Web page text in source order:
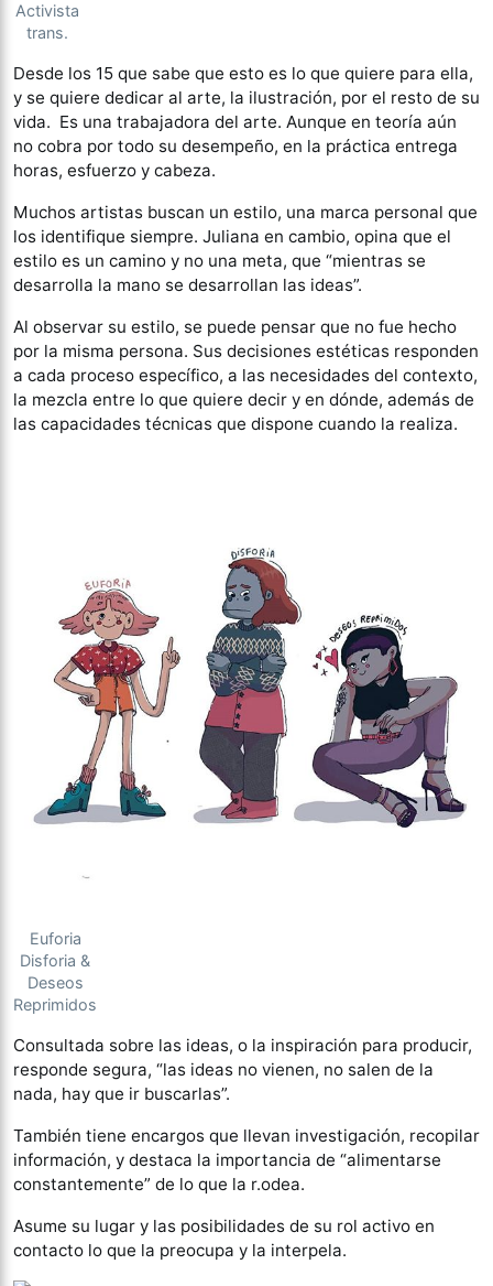
Activista
trans.
Desde los 15 que sabe que esto es lo que quiere para ella,
y se quiere dedicar al arte, la ilustración, por el resto de su
vida. Es una trabajadora del arte. Aunque en teoría aún
no cobra por todo su desempeño, en la práctica entrega
horas, esfuerzo y cabeza.
Muchos artistas buscan un estilo, una marca personal que
los identifique siempre. Juliana en cambio, opina que el
estilo es un camino y no una meta, que “mientras se
desarrolla la mano se desarrollan las ideas”.
Al observar su estilo, se puede pensar que no fue hecho
por la misma persona. Sus decisiones estéticas responden
a cada proceso específico, a las necesidades del contexto,
la mezcla entre lo que quiere decir y en dónde, además de
las capacidades técnicas que dispone cuando la realiza.
Euforia
Disforia &
Deseos
Reprimidos
Consultada sobre las ideas, o la inspiración para producir,
responde segura, “las ideas no vienen, no salen de la
nada, hay que ir buscarlas”.
También tiene encargos que llevan investigación, recopilar
información, y destaca la importancia de “alimentarse
constantemente” de lo que la r.odea.
Asume su lugar y las posibilidades de su rol activo en
contacto lo que la preocupa y la interpela.